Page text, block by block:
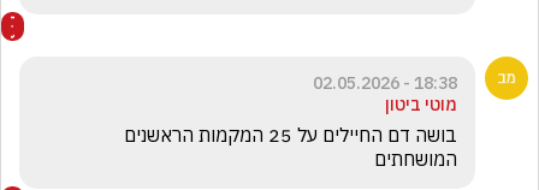
18:38 - 02.05.2026
מוטי ביטון
המושחתים